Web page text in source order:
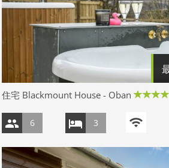
住宅 Blackmount House - Oban
6 3